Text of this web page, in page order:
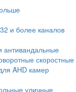
и более каналов
антивандальные
скоростные
AHD камер
уличные